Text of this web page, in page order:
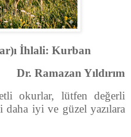
İhlali: Kurban
Dr. Ramazan Yıldırım
okurlar, lütfen değerli
daha iyi ve güzel yazılara